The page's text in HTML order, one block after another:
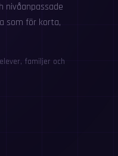
nivåanpassade
som för korta,
familjer och